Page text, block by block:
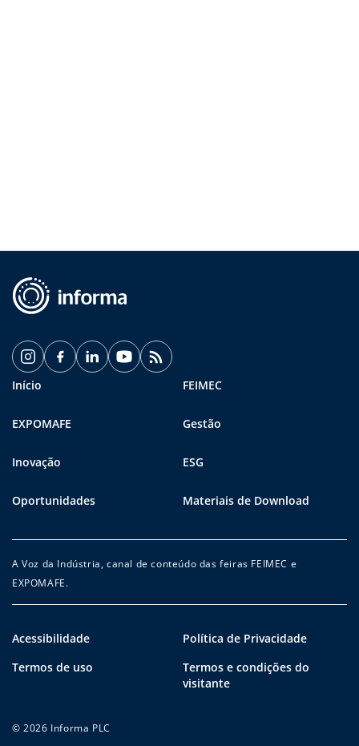
Início FEIMEC
EXPOMAFE Gestão
Inovação ESG
Oportunidades Materiais de Download
A Voz da Indústria, canal de conteúdo das feiras FEIMEC e
EXPOMAFE.
Acessibilidade
Política de Privacidade
Termos de uso
Termos e condições do
visitante
© 2026 Informa PLC